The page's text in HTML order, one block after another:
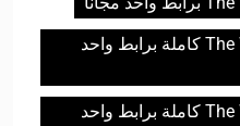
تحميل The Witcher 3 Wild Hunt كاملة برابط واحد
تحميل The Witcher 3 Wild Hunt كاملة برابط واحد